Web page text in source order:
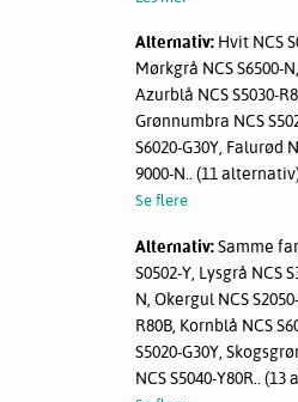
Alternativ: Hvit NCS
Mørkgrå NCS S6500-
Azurblå NCS S5030-
Grønnumbra NCS
S6020-G30Y, Falurød
9000-N.. (11
Se flere
Alternativ:Samme
S0502-Y, Lysgrå NCS
N, Okergul NCS
R80B, Kornblå NCS
S5020-G30Y,
NCS S5040-Y80R..